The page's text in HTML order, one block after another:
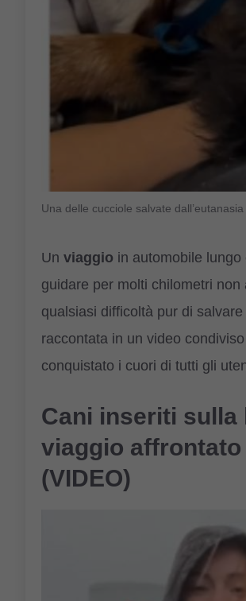
Una delle cucciole salvate
Un viaggio in automobile
guidare per molti chilometri
qualsiasi difficoltà pur di
raccontata in un video
conquistato i cuori di tutti gli
Cani inseriti sulla
viaggio
(VIDEO)